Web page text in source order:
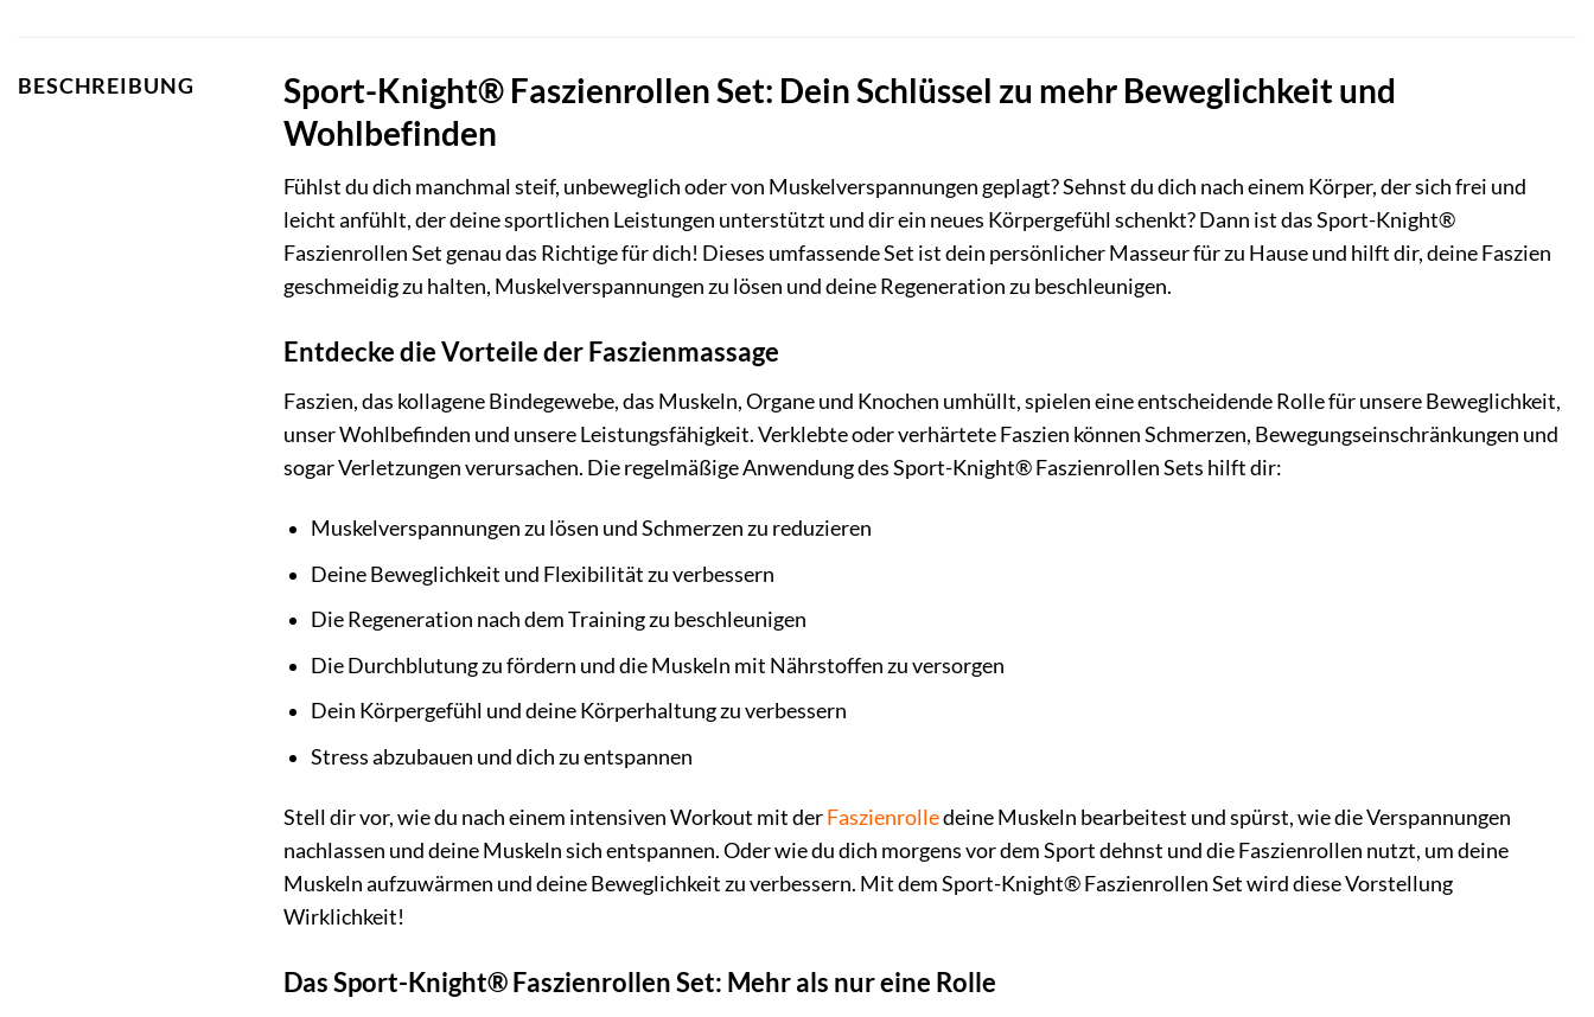
BESCHREIBUNG
Sport-Knight® Faszienrollen Set: Dein Schlüssel zu mehr Beweglichkeit und
Wohlbefinden
Fühlst du dich manchmal steif, unbeweglich oder von Muskelverspannungen geplagt? Sehnst du dich nach einem Körper, der sich frei und
leicht anfühlt, der deine sportlichen Leistungen unterstützt und dir ein neues Körpergefühl schenkt? Dann ist das Sport-Knight®
Faszienrollen Set genau das Richtige für dich! Dieses umfassende Set ist dein persönlicher Masseur für zu Hause und hilft dir, deine Faszien
geschmeidig zu halten, Muskelverspannungen zu lösen und deine Regeneration zu beschleunigen.
Entdecke die Vorteile der Faszienmassage
Faszien, das kollagene Bindegewebe, das Muskeln, Organe und Knochen umhüllt, spielen eine entscheidende Rolle für unsere Beweglichkeit,
unser Wohlbefinden und unsere Leistungsfähigkeit. Verklebte oder verhärtete Faszien können Schmerzen, Bewegungseinschränkungen und
sogar Verletzungen verursachen. Die regelmäßige Anwendung des Sport-Knight® Faszienrollen Sets hilft dir:
Muskelverspannungen zu lösen und Schmerzen zu reduzieren
Deine Beweglichkeit und Flexibilität zu verbessern
Die Regeneration nach dem Training zu beschleunigen
Die Durchblutung zu fördern und die Muskeln mit Nährstoffen zu versorgen
Dein Körpergefühl und deine Körperhaltung zu verbessern
Stress abzubauen und dich zu entspannen
Stell dir vor, wie du nach einem intensiven Workout mit derFaszienrolledeine Muskeln bearbeitest und spürst, wie die Verspannungen
nachlassen und deine Muskeln sich entspannen. Oder wie du dich morgens vor dem Sport dehnst und die Faszienrollen nutzt, um deine
Muskeln aufzuwärmen und deine Beweglichkeit zu verbessern. Mit dem Sport-Knight® Faszienrollen Set wird diese Vorstellung
Wirklichkeit!
Das Sport-Knight® Faszienrollen Set: Mehr als nur eine Rolle